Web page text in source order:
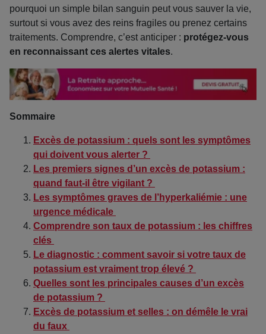
pourquoi un simple bilan sanguin peut vous sauver la vie,
surtout si vous avez des reins fragiles ou prenez certains
traitements. Comprendre, c’est anticiper : protégez-vous
en reconnaissant ces alertes vitales.
Sommaire
Excès de potassium : quels sont les symptômes
qui doivent vous alerter ?
Les premiers signes d’un excès de potassium :
quand faut-il être vigilant ?
Les symptômes graves de l’hyperkaliémie : une
urgence médicale
Comprendre son taux de potassium : les chiffres
clés
Le diagnostic : comment savoir si votre taux de
potassium est vraiment trop élevé ?
Quelles sont les principales causes d’un excès
de potassium ?
Excès de potassium et selles : on démêle le vrai
du faux